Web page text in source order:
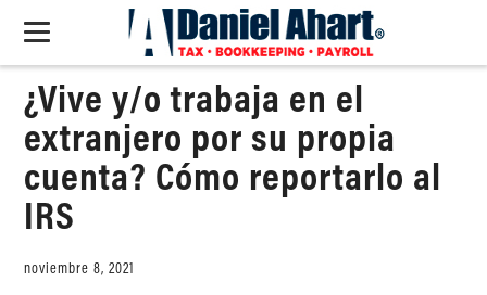
¿Vive y/o trabaja en el
extranjero por su propia
cuenta? Cómo reportarlo al
IRS
noviembre 8, 2021